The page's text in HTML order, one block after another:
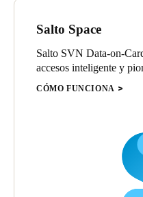
FinnishEnglish
Guardar la nueva
Salto Space
Salto SVN Data-on-
accesos inteligente y
CÓMO FUNCIONA